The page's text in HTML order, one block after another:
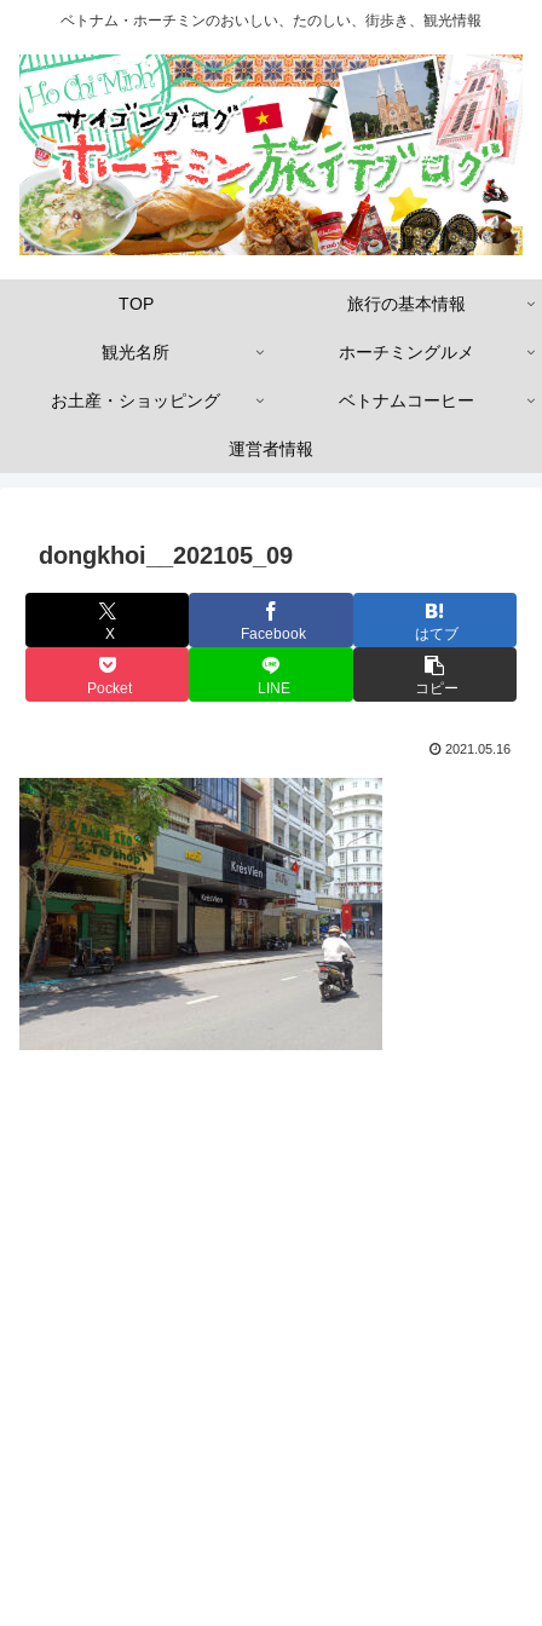
ベトナム・ホーチミンのおいしい、たのしい、街歩き、観光情報
TOP 旅行の基本情報
観光名所 ホーチミングルメ
お土産・ショッピング ベトナムコーヒー
運営者情報
dongkhoi__202105_09
X Facebook はてブ
Pocket LINE コピー
2021.05.16